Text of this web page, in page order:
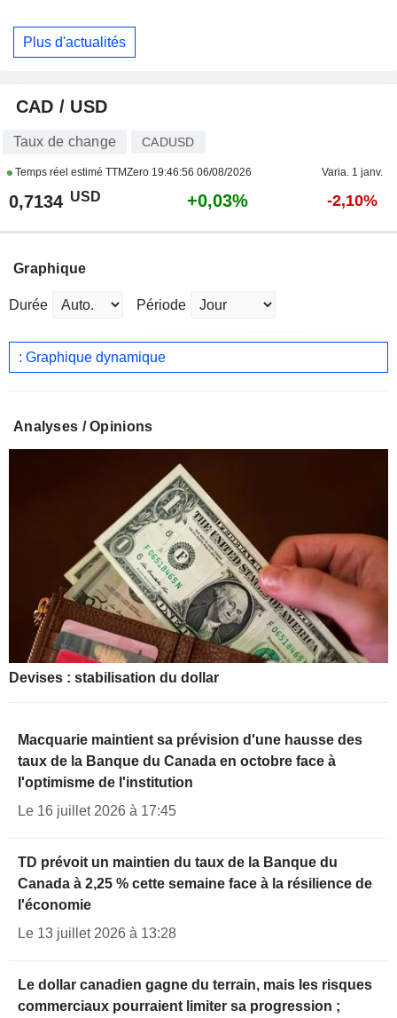
Plus d'actualités
CAD / USD
Taux de change CADUSD
Temps réel estimé TTMZero 19:46:56 06/08/2026 Varia. 1 janv.
0,7134 USD +0,03% -2,10%
Graphique
Durée Période
: Graphique dynamique
Analyses / Opinions
Devises : stabilisation du dollar
Macquarie maintient sa prévision d'une hausse des
taux de la Banque du Canada en octobre face à
l'optimisme de l'institution
Le 16 juillet 2026 à 17:45
TD prévoit un maintien du taux de la Banque du
Canada à 2,25 % cette semaine face à la résilience de
l'économie
Le 13 juillet 2026 à 13:28
Le dollar canadien gagne du terrain, mais les risques
commerciaux pourraient limiter sa progression ;